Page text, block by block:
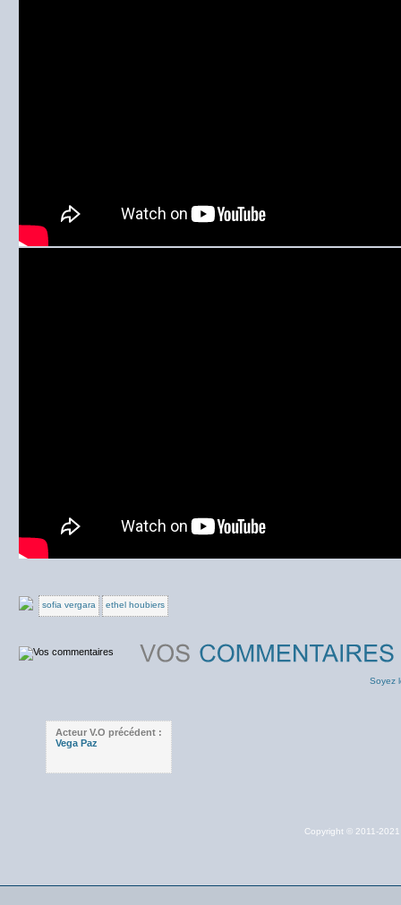
sofia vergara ethel houbiers
Soyez
Acteur V.O précédent :
Vega Paz
Copyright © 2011-